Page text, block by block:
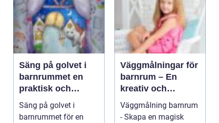
Säng på golvet i
barnrummet en
praktisk och
modern lösning
Säng på golvet i
barnrummet för en
Väggmålningar för
barnrum – En
kreativ och
personlig touch
Väggmålning barnrum
- Skapa en magisk